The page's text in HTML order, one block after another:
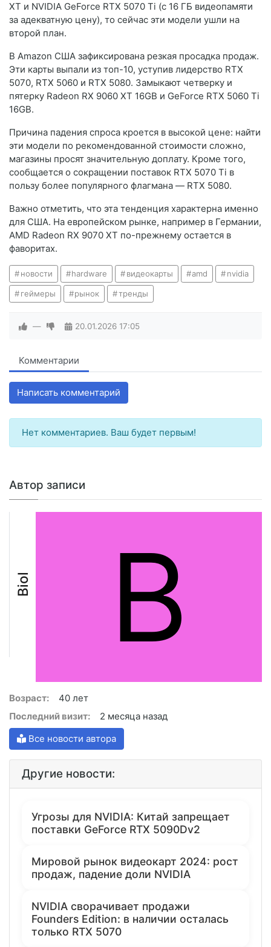
XT и NVIDIA GeForce RTX 5070 Ti (с 16 ГБ видеопамяти
за адекватную цену), то сейчас эти модели ушли на
второй план.
В Amazon США зафиксирована резкая просадка продаж.
Эти карты выпали из топ-10, уступив лидерство RTX
5070, RTX 5060 и RTX 5080. Замыкают четверку и
пятерку Radeon RX 9060 XT 16GB и GeForce RTX 5060 Ti
16GB.
Причина падения спроса кроется в высокой цене: найти
эти модели по рекомендованной стоимости сложно,
магазины просят значительную доплату. Кроме того,
сообщается о сокращении поставок RTX 5070 Ti в
пользу более популярного флагмана — RTX 5080.
Важно отметить, что эта тенденция характерна именно
для США. На европейском рынке, например в Германии,
AMD Radeon RX 9070 XT по-прежнему остается в
фаворитах.
новости hardware видеокарты amd nvidia
геймеры рынок тренды
— 20.01.2026 17:05
Комментарии
Написать комментарий
Нет комментариев. Ваш будет первым!
Автор записи
Biol B
Возраст:
40 лет
Последний визит:
2 месяца назад
Все новости автора
Другие новости:
Угрозы для NVIDIA: Китай запрещает
поставки GeForce RTX 5090Dv2
Мировой рынок видеокарт 2024: рост
продаж, падение доли NVIDIA
NVIDIA сворачивает продажи
Founders Edition: в наличии осталась
только RTX 5070